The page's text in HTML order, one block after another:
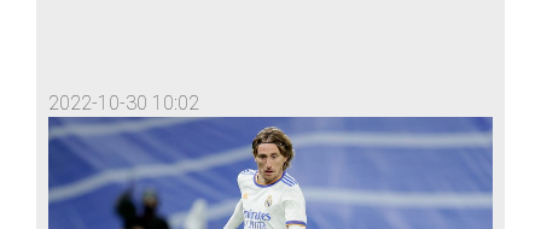
2022-10-30 10:02